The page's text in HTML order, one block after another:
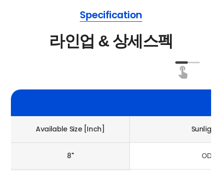
Specification
라인업 & 상세스펙
Available Size [Inch] Sunlight
8"